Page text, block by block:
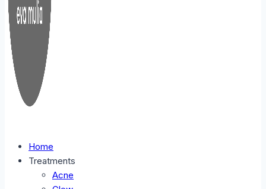
Home
Treatments
Acne